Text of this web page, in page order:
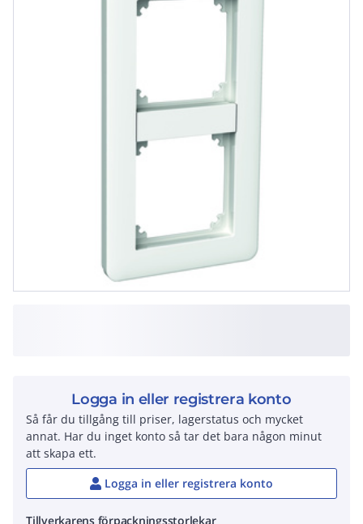
Logga in eller registrera konto
Så får du tillgång till priser, lagerstatus och mycket
annat. Har du inget konto så tar det bara någon minut
att skapa ett.
Logga in eller registrera konto
Tillverkarens förpackningsstorlekar